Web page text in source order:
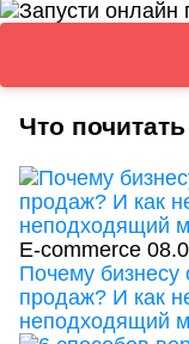
Что
E-commerce
Почему бизнесу
продаж? И как
неподходящий